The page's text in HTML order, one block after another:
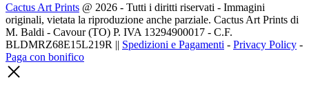
Cactus Art Prints @ 2026 - Tutti i diritti riservati - Immagini
originali, vietata la riproduzione anche parziale. Cactus Art Prints di
M. Baldi - Cavour (TO) P. IVA 13294900017 - C.F.
BLDMRZ68E15L219R || Spedizioni e Pagamenti - Privacy Policy -
Paga con bonifico